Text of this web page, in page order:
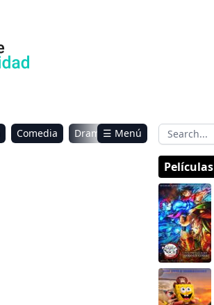
Comedia
Drama☰ Menú
Películas